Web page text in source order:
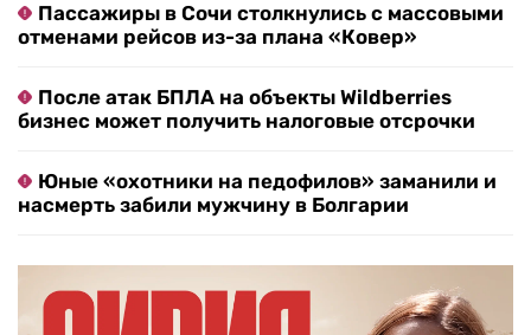
Пассажиры в Сочи столкнулись с массовыми
отменами рейсов из-за плана «Ковер»
После атак БПЛА на объекты Wildberries
бизнес может получить налоговые отсрочки
Юные «охотники на педофилов» заманили и
насмерть забили мужчину в Болгарии